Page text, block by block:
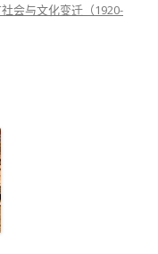
会与文化变迁（1920-